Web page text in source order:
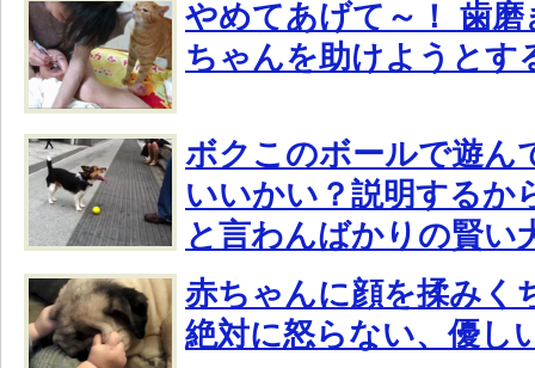
やめてあげて～！ 歯
ちゃんを助けようとす
ボクこのボールで遊ん
いいかい？説明するか
と言わんばかりの賢い
赤ちゃんに顔を揉みく
絶対に怒らない、優し